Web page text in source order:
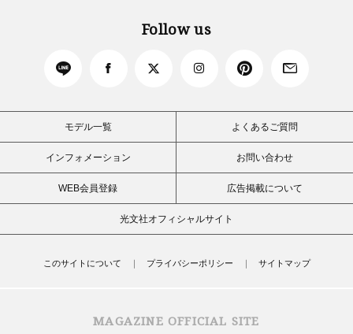
Follow us
モデル一覧 よくあるご質問
インフォメーション お問い合わせ
WEB会員登録 広告掲載について
光文社オフィシャルサイト
このサイトについて プライバシーポリシー サイトマップ
MAGAZINE OFFICIAL SITE